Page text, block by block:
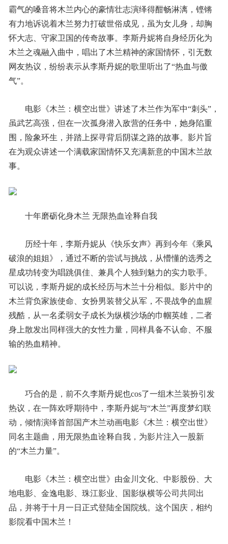
霸气的嗓音将木兰内心的豪情壮志演绎得酣畅淋漓，铿锵
有力地诉说着木兰努力打破世俗成见，虽为女儿身，却胸
怀大志、守家卫国的传奇故事。李斯丹妮将自身经历化为
木兰之魂融入曲中，唱出了木兰精神的家国情怀，引无数
网友热议，纷纷表示从李斯丹妮的歌里听出了“热血与傲
气”。
电影《木兰：横空出世》讲述了木兰作为军中“刺头”，
虽武艺高强，但在一次孤身潜入敌营的任务中，她身陷重
围，险象环生，并踏上探寻背后阴谋之路的故事。影片旨
在为观众讲述一个满载家国情怀又充满新意的中国木兰故
事。
十年磨砺化身木兰 无限热血诠释自我
历经十年，李斯丹妮从《快乐女声》再到今年《乘风
破浪的姐姐》，通过不断的尝试与挑战，从懵懂的选秀之
星成功转变为唱跳俱佳、兼具个人独到魅力的实力歌手。
可以说，李斯丹妮的成长经历与木兰十分相似。影片中的
木兰背负家族使命、女扮男装替父从军，不畏战争的血腥
残酷，从一名柔弱女子成长为纵横沙场的巾帼英雄，二者
身上散发出同样强大的女性力量，同样具备不认命、不服
输的热血精神。
巧合的是，前不久李斯丹妮也cos了一组木兰装扮引发
热议，在一阵欢呼期待中，李斯丹妮与“木兰”再度梦幻联
动，倾情演绎首部国产木兰动画电影《木兰：横空出世》
同名主题曲，用无限热血诠释自我，为影片注入一股新
的“木兰力量”。
电影《木兰：横空出世》由金川文化、中影股份、大
地电影、金逸电影、珠江影业、国影纵横等公司共同出
品，并将于十月一日正式登陆全国院线。这个国庆，相约
影院看中国木兰！